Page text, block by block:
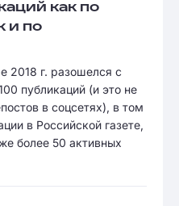
как по
и по
2018 г. разошелся с
публикаций (и это не
в соцсетях), в том
в Российской газете,
более 50 активных